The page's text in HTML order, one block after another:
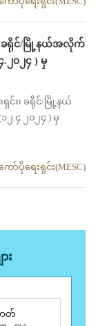
၊ ခရိုင်/မြို့နယ်အလိုက်
၂၀၂၄ ) မှ
င်း၊ ခရိုင်/မြို့နယ်
.၄.၂၀၂၄ ) မှ
ာ်ပိုရေးရှင်း(MESC)
း
ာတ်